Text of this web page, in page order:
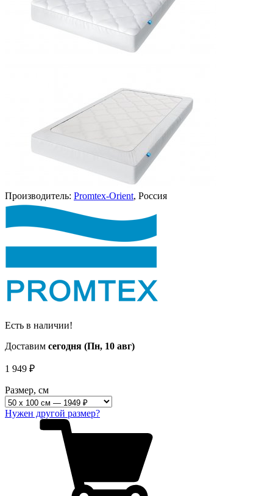
Производитель: Promtex-Orient, Россия
Есть в наличии!
Доставим сегодня (Пн, 10 авг)
1 949 ₽
Размер, см
Нужен другой размер?